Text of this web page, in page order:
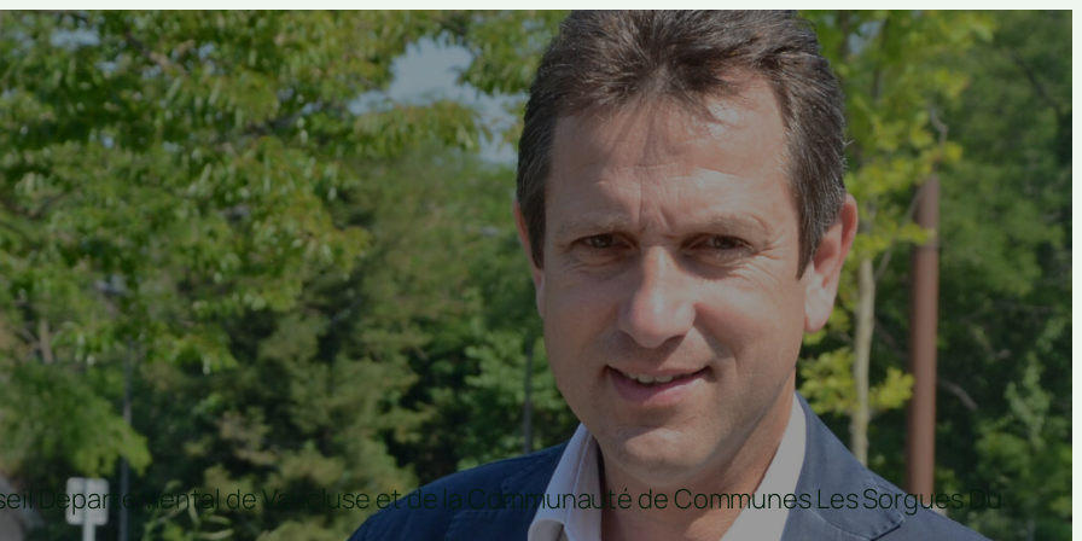
Départemental de Vaucluse et de la Communauté de Communes Les Sorgues Du